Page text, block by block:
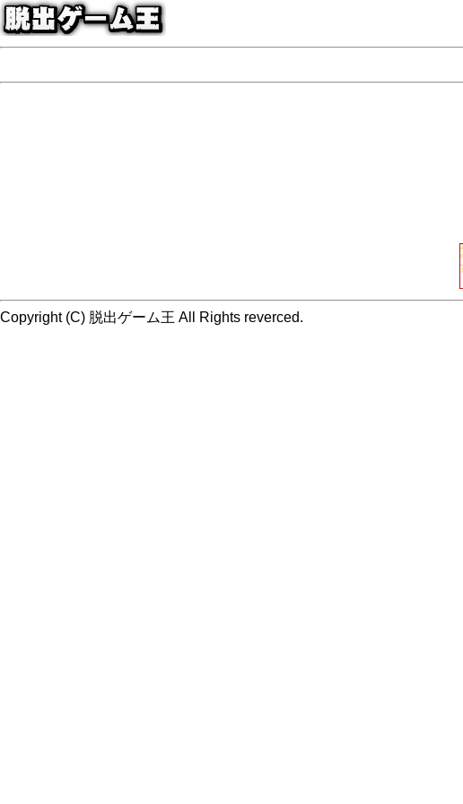
Copyright (C) 脱出ゲーム王 All Rights reverced.